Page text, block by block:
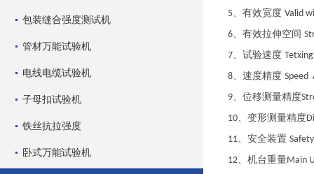
包装缝合强度测试机
管材万能试验机
电线电缆试验机
子母扣试验机
铁丝抗拉强度
卧式万能试验机
5、有效宽度 Valid
6、有效拉伸空间
7、试验速度
8、速度精度 Speed
9、位移测量精度
10、变形测量精度
11、安全装置
12、机台重量Main